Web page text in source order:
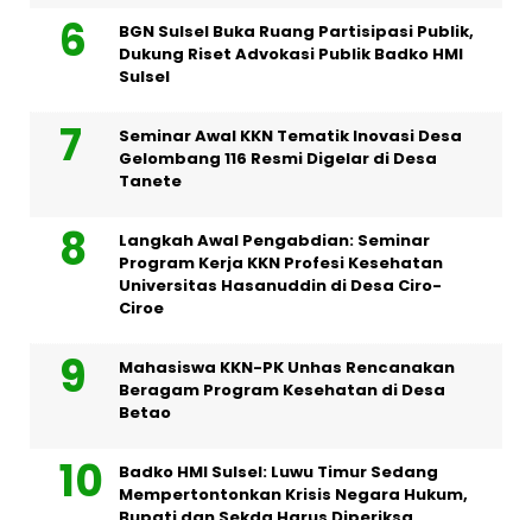
BGN Sulsel Buka Ruang Partisipasi Publik,
Dukung Riset Advokasi Publik Badko HMI
Sulsel
Seminar Awal KKN Tematik Inovasi Desa
Gelombang 116 Resmi Digelar di Desa
Tanete
Langkah Awal Pengabdian: Seminar
Program Kerja KKN Profesi Kesehatan
Universitas Hasanuddin di Desa Ciro-
Ciroe
Mahasiswa KKN-PK Unhas Rencanakan
Beragam Program Kesehatan di Desa
Betao
Badko HMI Sulsel: Luwu Timur Sedang
Mempertontonkan Krisis Negara Hukum,